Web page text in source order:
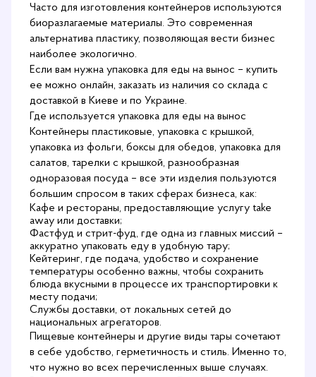
Часто для изготовления контейнеров используются
биоразлагаемые материалы. Это современная
альтернатива пластику, позволяющая вести бизнес
наиболее экологично.
Если вам нужна упаковка для еды на вынос – купить
ее можно онлайн, заказать из наличия со склада с
доставкой в Киеве и по Украине.
Где используется упаковка для еды на вынос
Контейнеры пластиковые, упаковка с крышкой,
упаковка из фольги, боксы для обедов, упаковка для
салатов, тарелки с крышкой, разнообразная
одноразовая посуда – все эти изделия пользуются
большим спросом в таких сферах бизнеса, как:
Кафе и рестораны, предоставляющие услугу take
away или доставки;
Фастфуд и стрит-фуд, где одна из главных миссий –
аккуратно упаковать еду в удобную тару;
Кейтеринг, где подача, удобство и сохранение
температуры особенно важны, чтобы сохранить
блюда вкусными в процессе их транспортировки к
месту подачи;
Службы доставки, от локальных сетей до
национальных агрегаторов.
Пищевые контейнеры и другие виды тары сочетают
в себе удобство, герметичность и стиль. Именно то,
что нужно во всех перечисленных выше случаях.